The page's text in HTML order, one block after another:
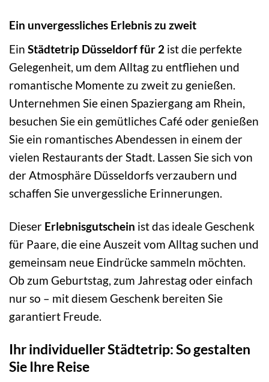
Ein unvergessliches Erlebnis zu zweit
Ein Städtetrip Düsseldorf für 2 ist die perfekte
Gelegenheit, um dem Alltag zu entfliehen und
romantische Momente zu zweit zu genießen.
Unternehmen Sie einen Spaziergang am Rhein,
besuchen Sie ein gemütliches Café oder genießen
Sie ein romantisches Abendessen in einem der
vielen Restaurants der Stadt. Lassen Sie sich von
der Atmosphäre Düsseldorfs verzaubern und
schaffen Sie unvergessliche Erinnerungen.
Dieser Erlebnisgutschein ist das ideale Geschenk
für Paare, die eine Auszeit vom Alltag suchen und
gemeinsam neue Eindrücke sammeln möchten.
Ob zum Geburtstag, zum Jahrestag oder einfach
nur so – mit diesem Geschenk bereiten Sie
garantiert Freude.
Ihr individueller Städtetrip: So gestalten
Sie Ihre Reise